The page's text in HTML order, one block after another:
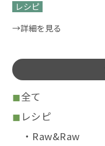
レシピ
→詳細を見る
全て
レシピ
Raw&Raw